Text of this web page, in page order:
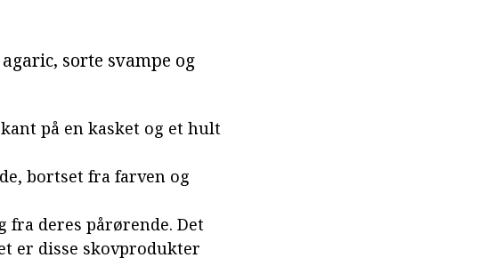
sorte svampe og
på en kasket og et hult
bortset fra farven og
deres pårørende. Det
er disse skovprodukter